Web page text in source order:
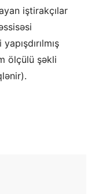
iştirakçılar
ölçülü şəkli